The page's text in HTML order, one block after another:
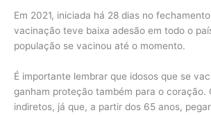
Em 2021, iniciada há 28 dias no
vacinação teve baixa adesão em todo o
população se vacinou até o momento.
É importante lembrar que idosos que se
ganham proteção também para o coração.
indiretos, já que, a partir dos 65 anos,